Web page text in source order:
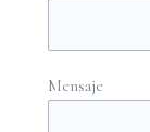
Mensaje